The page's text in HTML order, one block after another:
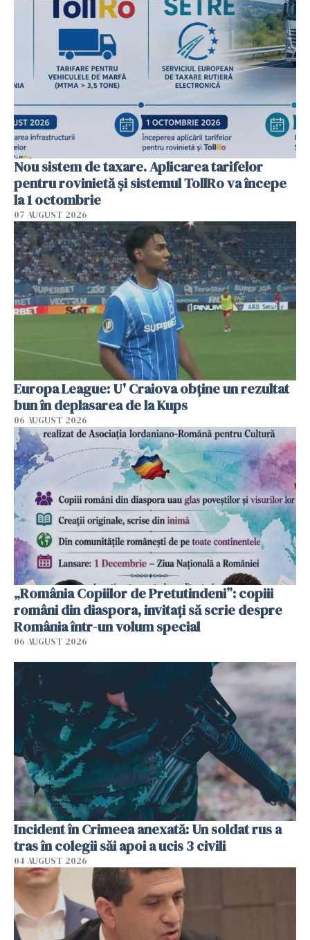
Nou sistem de taxare. Aplicarea tarifelor
pentru rovinietă şi sistemul TollRo va începe
la 1 octombrie
07 AUGUST 2026
Europa League: U' Craiova obține un rezultat
bun în deplasarea de la Kups
06 AUGUST 2026
„România Copiilor de Pretutindeni”: copiii
români din diaspora, invitați să scrie despre
România într-un volum special
06 AUGUST 2026
Incident în Crimeea anexată: Un soldat rus a
tras în colegii săi apoi a ucis 3 civili
04 AUGUST 2026